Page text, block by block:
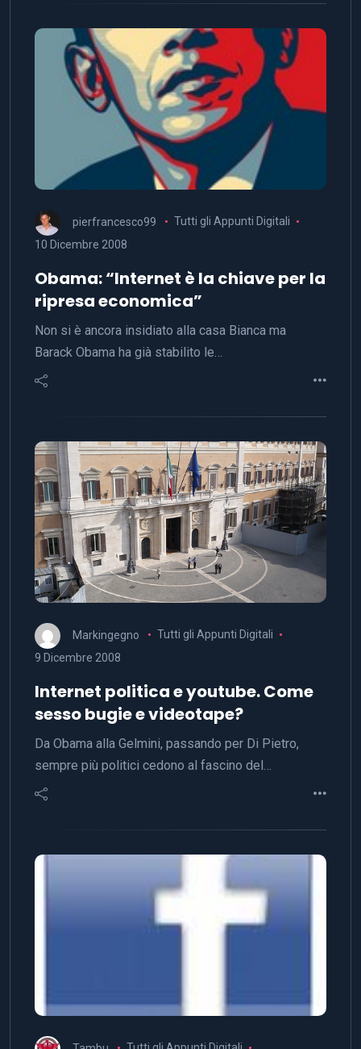
pierfrancesco99
Tutti gli Appunti Digitali
10 Dicembre 2008
Obama: “Internet è la chiave per la
ripresa economica”
Non si è ancora insidiato alla casa Bianca ma
Barack Obama ha già stabilito le…
Markingegno
Tutti gli Appunti Digitali
9 Dicembre 2008
Internet politica e youtube. Come
sesso bugie e videotape?
Da Obama alla Gelmini, passando per Di Pietro,
sempre più politici cedono al fascino del…